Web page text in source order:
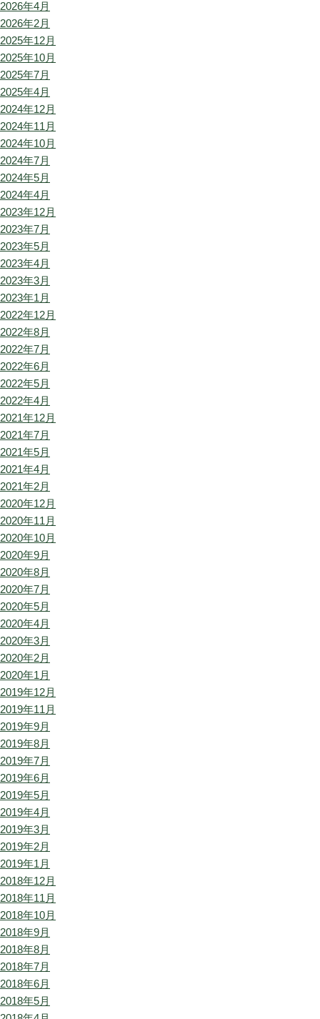
2026年4月
2026年2月
2025年12月
2025年10月
2025年7月
2025年4月
2024年12月
2024年11月
2024年10月
2024年7月
2024年5月
2024年4月
2023年12月
2023年7月
2023年5月
2023年4月
2023年3月
2023年1月
2022年12月
2022年8月
2022年7月
2022年6月
2022年5月
2022年4月
2021年12月
2021年7月
2021年5月
2021年4月
2021年2月
2020年12月
2020年11月
2020年10月
2020年9月
2020年8月
2020年7月
2020年5月
2020年4月
2020年3月
2020年2月
2020年1月
2019年12月
2019年11月
2019年9月
2019年8月
2019年7月
2019年6月
2019年5月
2019年4月
2019年3月
2019年2月
2019年1月
2018年12月
2018年11月
2018年10月
2018年9月
2018年8月
2018年7月
2018年6月
2018年5月